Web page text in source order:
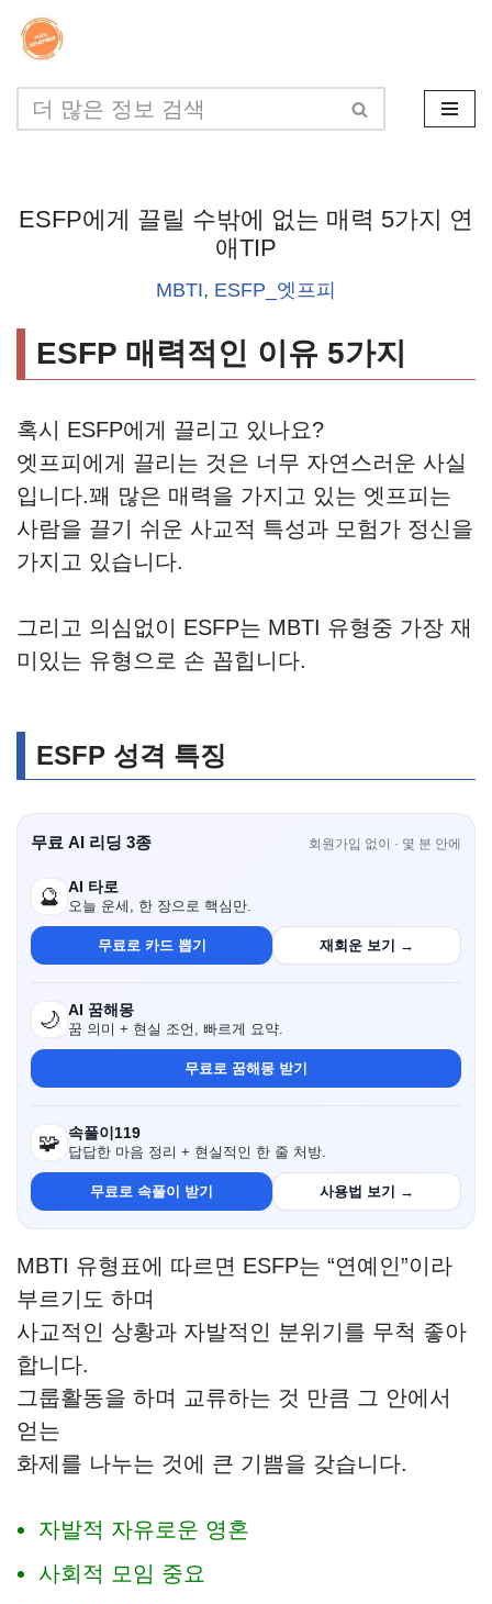
콘
텐
츠
너
ESFP에게 끌릴 수밖에 없는 매력 5가지 연
애TIP
MBTI, ESFP_엣프피
ESFP 매력적인 이유 5가지
혹시 ESFP에게 끌리고 있나요?
엣프피에게 끌리는 것은 너무 자연스러운 사실
입니다.꽤 많은 매력을 가지고 있는 엣프피는
사람을 끌기 쉬운 사교적 특성과 모험가 정신을
가지고 있습니다.
그리고 의심없이 ESFP는 MBTI 유형중 가장 재
미있는 유형으로 손 꼽힙니다.
ESFP 성격 특징
무료 AI 리딩 3종 회원가입 없이 · 몇 분 안에
🔮 AI 타로
오늘 운세, 한 장으로 핵심만.
무료로 카드 뽑기 재회운 보기 →
🌙 AI 꿈해몽
꿈 의미 + 현실 조언, 빠르게 요약.
무료로 꿈해몽 받기
🧩 속풀이119
답답한 마음 정리 + 현실적인 한 줄 처방.
무료로 속풀이 받기 사용법 보기 →
MBTI 유형표에 따르면 ESFP는 “연예인”이라
부르기도 하며
사교적인 상황과 자발적인 분위기를 무척 좋아
합니다.
그룹활동을 하며 교류하는 것 만큼 그 안에서
얻는
화제를 나누는 것에 큰 기쁨을 갖습니다.
자발적 자유로운 영혼
사회적 모임 중요